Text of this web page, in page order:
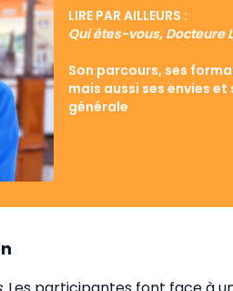
LIRE PAR AILLEURS :
Qui êtes-vous, Docteure
Son parcours, ses
mais aussi ses envies
générale